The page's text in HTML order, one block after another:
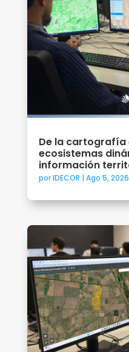
De la
ecosistemas
información
porIDECOR | Ago 5, 2026